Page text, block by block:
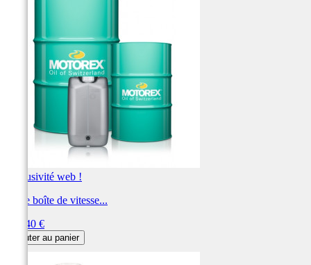
Exclusivité web !
Huile boîte de vitesse...
145,40 €
Ajouter au panier